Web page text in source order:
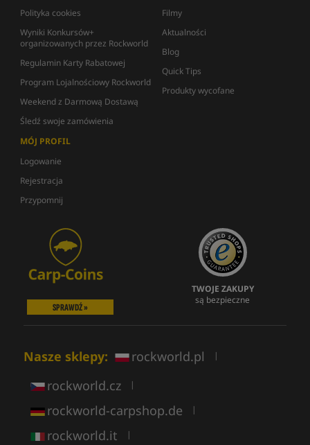
Polityka cookies
Wyniki Konkursów+
organizowanych przez Rockworld
Regulamin Karty Rabatowej
Program Lojalnościowy Rockworld
Weekend z Darmową Dostawą
Śledź swoje zamówienia
Filmy
Aktualności
Blog
Quick Tips
Produkty wycofane
MÓJ PROFIL
Logowanie
Rejestracja
Przypomnij
SPRAWDŹ »
TWOJE ZAKUPY
są bezpieczne
Nasze sklepy: rockworld.pl |
rockworld.cz |
rockworld-carpshop.de |
rockworld.it |